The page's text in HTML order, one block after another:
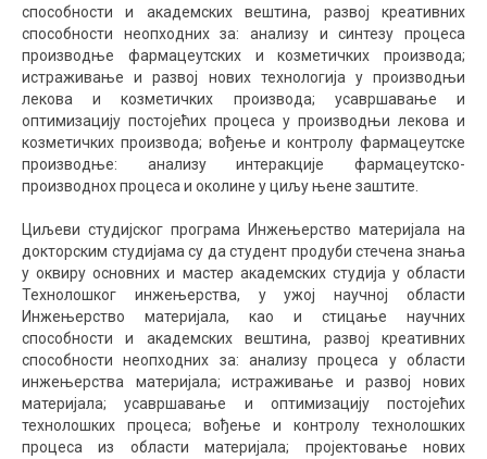
способности и академских вештина, развој креативних
способности неопходних за: анализу и синтезу процеса
производње фармацеутских и козметичких производа;
истраживање и развој нових технологија у производњи
лекова и козметичких производа; усавршавање и
оптимизацију постојећих процеса у производњи лекова и
козметичких производа; вођење и контролу фармацеутске
производње: анализу интеракције фармацеутско-
производнох процеса и околине у циљу њене заштите.
Циљеви студијског програма Инжењерство материјала на
докторским студијама су да студент продуби стечена знања
у оквиру основних и мастер академских студија у области
Технолошког инжењерства, у ужој научној области
Инжењерство материјала, као и стицање научних
способности и академских вештина, развој креативних
способности неопходних за: анализу процеса у области
инжењерства материјала; истраживање и развој нових
материјала; усавршавање и оптимизацију постојећих
технолошких процеса; вођење и контролу технолошких
процеса из области материјала; пројектовање нових